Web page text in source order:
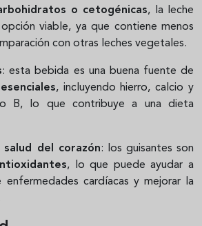
o cetogénicas, la leche
viable, ya que contiene menos
con otras leches vegetales.
: esta bebida es una buena fuente de
, incluyendo hierro, calcio y
B, lo que contribuye a una dieta
salud del corazón: los guisantes son
, lo que puede ayudar a
cardíacas y mejorar la